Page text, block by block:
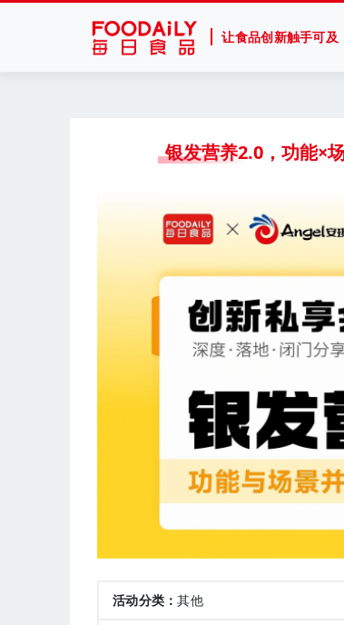
让食品创新触手可及
银发营养2.0，功能×
活动分类：其他